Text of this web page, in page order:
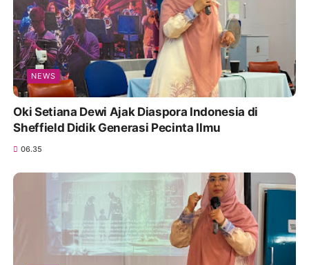
NEWS
Oki Setiana Dewi Ajak Diaspora Indonesia di
Sheffield Didik Generasi Pecinta Ilmu
06.35